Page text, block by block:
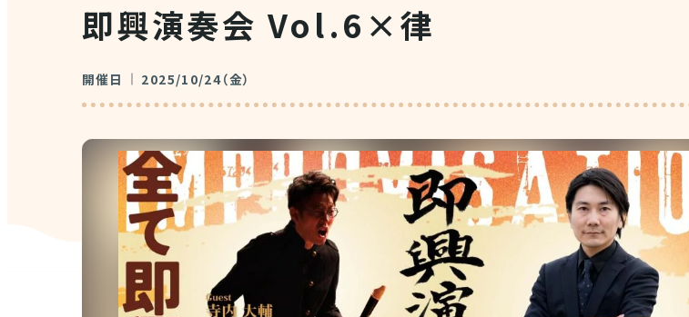
即興演奏会 Vol.6×律
開催日 2025/10/24（金）
体験・ガイド
モデルコース